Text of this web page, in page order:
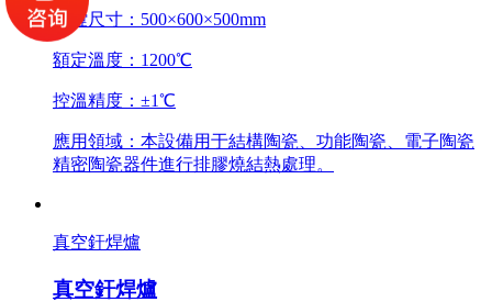
爐膛尺寸：500×600×500mm
額定溫度：1200℃
控溫精度：±1℃
應用領域：本設備用于結構陶瓷、功能陶瓷、電子陶瓷
精密陶瓷器件進行排膠燒結熱處理。
真空釬焊爐
真空釬焊爐